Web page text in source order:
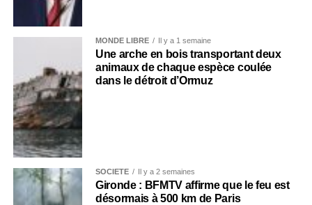
MONDE LIBRE Il y a 1 semaine
Une arche en bois transportant deux
animaux de chaque espèce coulée
dans le détroit d’Ormuz
SOCIÉTÉ Il y a 2 semaines
Gironde : BFMTV affirme que le feu est
désormais à 500 km de Paris